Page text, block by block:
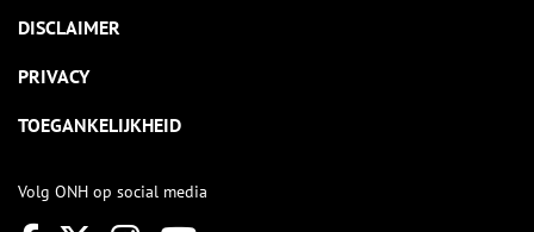
DISCLAIMER
PRIVACY
TOEGANKELIJKHEID
Volg ONH op social media